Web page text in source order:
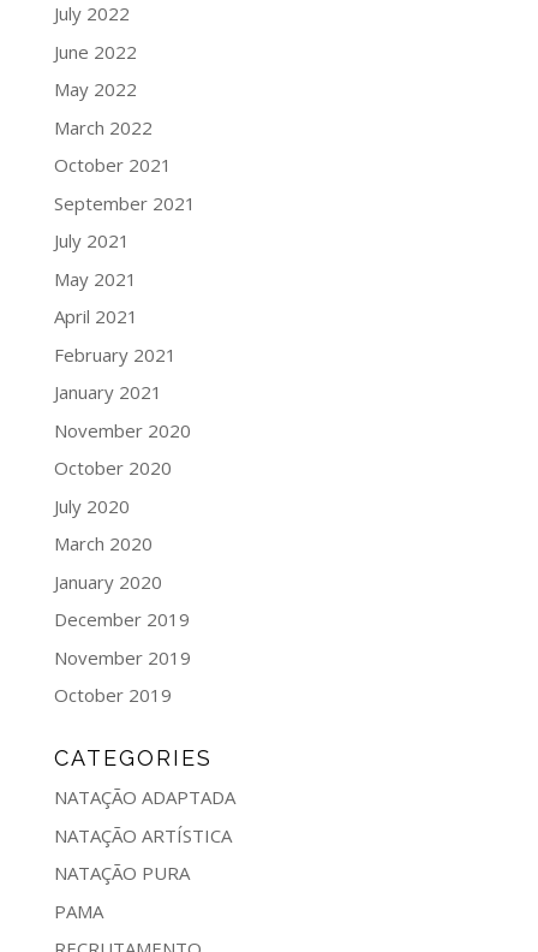
July 2022
June 2022
May 2022
March 2022
October 2021
September 2021
July 2021
May 2021
April 2021
February 2021
January 2021
November 2020
October 2020
July 2020
March 2020
January 2020
December 2019
November 2019
October 2019
CATEGORIES
NATAÇÃO ADAPTADA
NATAÇÃO ARTÍSTICA
NATAÇÃO PURA
PAMA